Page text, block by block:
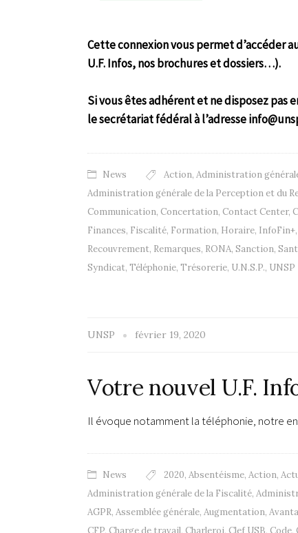
Cette connexion vous permet d’accéder
U.F. Infos, nos brochures et dossiers…).
Si vous êtes adhérent et ne disposez pas
le secrétariat fédéral à l’adresse
News Action, Administration
Administration générale de la Perception et du
Communication, Concertation, Contact Center,
Finances, Fiscalité, Formation, Horaire, InfoFin+,
Recouvrement, Remarques, RONA, Sanction,
Syndicat, Téléphonie, Trésorerie, U.N.S.P., UNSP
UNSP février 19, 2020
Votre nouvel U.F.
Il évoque notamment la téléphonie, notre
News 2020, Absentéisme, Action,
Administration générale de la Fiscalité,
AGPR, Assemblée générale, Augmentation,